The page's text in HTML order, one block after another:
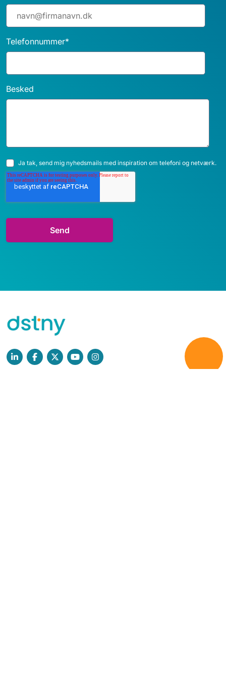
Telefonnummer*
Besked
Ja tak, send mig nyhedsmails med inspiration om telefoni og netværk.